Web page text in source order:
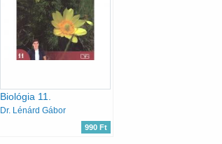
Biológia 11.
Dr. Lénárd Gábor
990 Ft